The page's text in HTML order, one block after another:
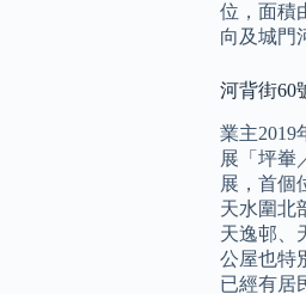
位，面積
向及城門
河背街60
業主2019
展「坪輋
展，首個
天水圍北
天逸邨、
公屋也特
已經有居